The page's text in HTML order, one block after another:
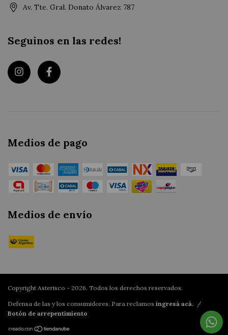
Av. Tte. Gral. Donato Álvarez 787
Seguinos en las redes!
Medios de pago
Medios de envío
Copyright Asterisco - 2026. Todos los derechos reservados.
Defensa de las y los consumidores. Para reclamos ingresá acá. /
Botón de arrepentimiento